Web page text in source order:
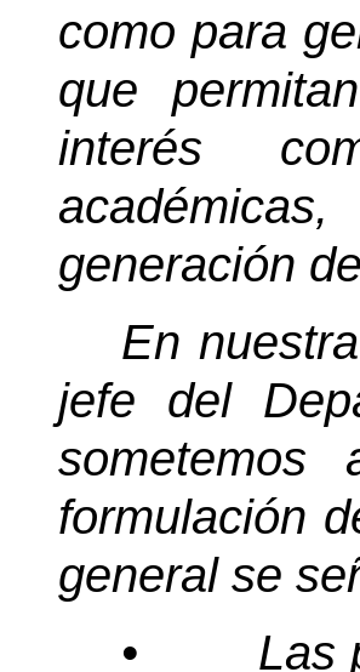
como para
que
interés
generación
En
jefe del
formulación
general se
•
Las